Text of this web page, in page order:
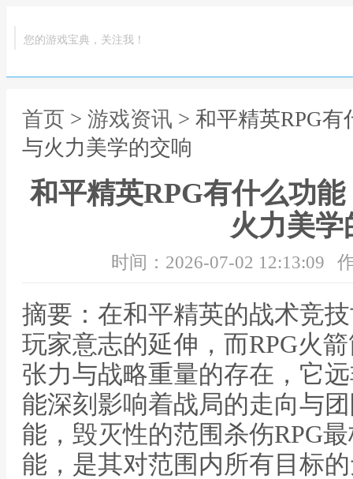
您的游戏宝典，关注我！
首页 > 游戏资讯 > 和平精英RPG
与火力美学的交响
和平精英RPG有什么功
火力美学
时间：2026-07-02 12:13:09
摘要：在和平精英的战术竞
玩家意志的延伸，而RPG火
张力与战略重量的存在，它
能深刻影响着战局的走向与
能，毁灭性的范围杀伤RPG
能，是其对范围内所有目标